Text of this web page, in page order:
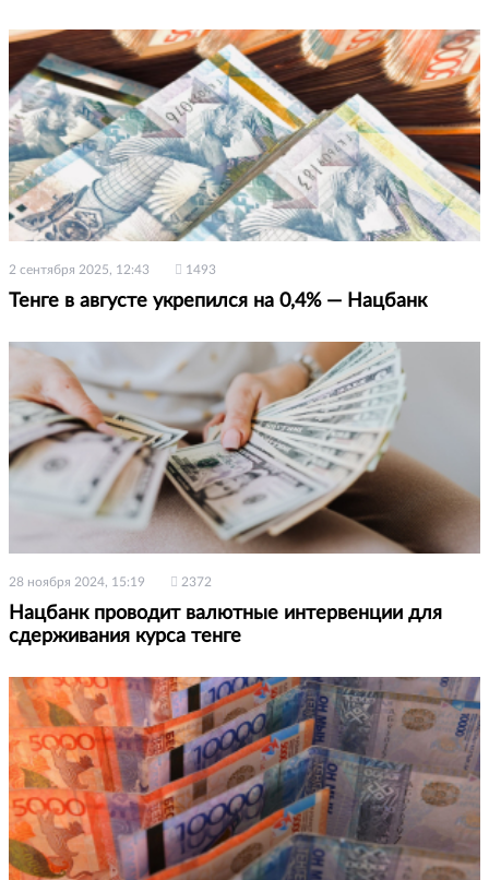
2 сентября 2025, 12:43 1493
Тенге в августе укрепился на 0,4% — Нацбанк
28 ноября 2024, 15:19 2372
Нацбанк проводит валютные интервенции для
сдерживания курса тенге